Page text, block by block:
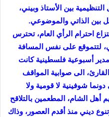
التنظيمية بين الأستاذ وبيني،
بين الذاتي والموضوعي.
احترام الرأي العام، تحترس
لتتموقع على نفس المسافة
أسبوعية فلسطينية كانت
الى صوابية المواقف
شوفينية لا قومية ولا
الشام، المطعمين بالتلاقح
ديني منذ أقدم العصور، وذاك